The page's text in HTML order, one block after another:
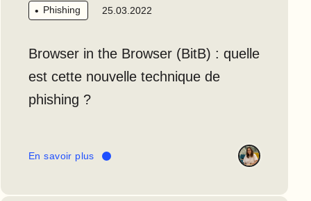
Phishing 25.03.2022
Browser in the Browser (BitB) : quelle
est cette nouvelle technique de
phishing ?
En savoir plus